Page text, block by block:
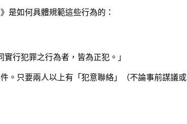
是如何具體規範這些行為的：
實行犯罪之行為者，皆為正犯。」
。只要兩人以上有「犯意聯絡」（不論事前謀